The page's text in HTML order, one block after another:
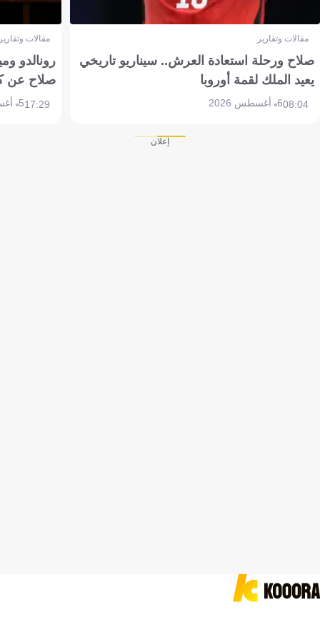
مقالات وتقارير
صلاح ورحلة استعادة العرش.. سيناريو تاريخي
يعيد الملك لقمة أوروبا
08:046 أغسطس 2026
مقالات
رونالدو
صلاح عن
17:295 أغسطس 2026
إعلان